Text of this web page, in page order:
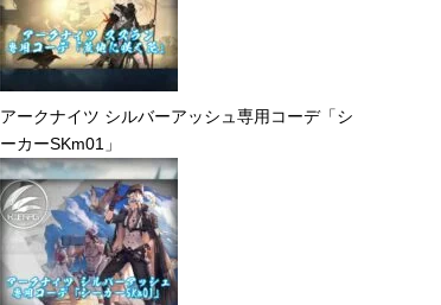
アークナイツ シルバーアッシュ専用コーデ「シ
ーカーSKm01」